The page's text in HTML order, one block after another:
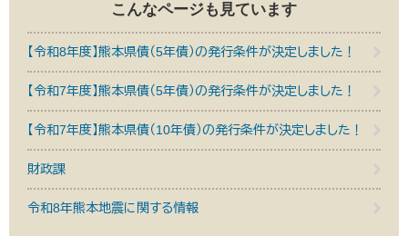
こんなページも見ています
【令和8年度】熊本県債（5年債）の発行条件が決定しました！
【令和7年度】熊本県債（5年債）の発行条件が決定しました！
【令和7年度】熊本県債（10年債）の発行条件が決定しました！
財政課
令和8年熊本地震に関する情報